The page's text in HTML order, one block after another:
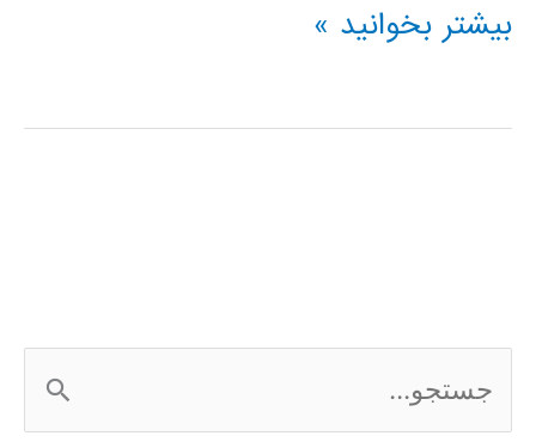
فیلم
پردازش
بیشتر بخوانید »
س